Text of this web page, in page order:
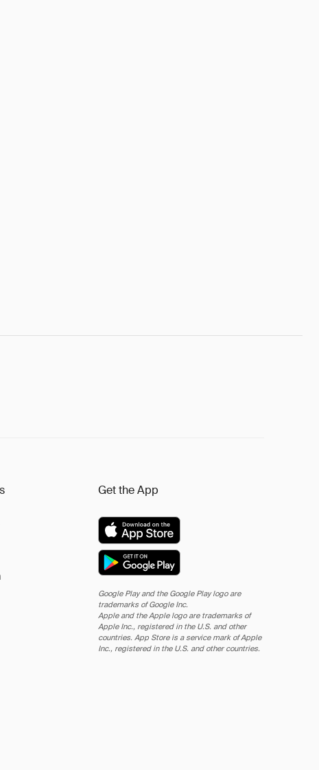
Get the App
Google Play and the Google Play logo are
trademarks of Google Inc.
Apple and the Apple logo are trademarks of
Apple Inc., registered in the U.S. and other
countries. App Store is a service mark of Apple
Inc., registered in the U.S. and other countries.